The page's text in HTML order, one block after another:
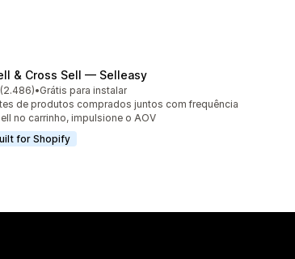
& Cross Sell — Selleasy
5 estrelas
(2.486) ao todo
•Grátis para instalar
de produtos comprados juntos com frequência
no carrinho, impulsione o AOV
for Shopify